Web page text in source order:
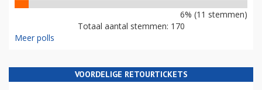
6% (11 stemmen)
Totaal aantal stemmen: 170
Meer polls
VOORDELIGE RETOURTICKETS